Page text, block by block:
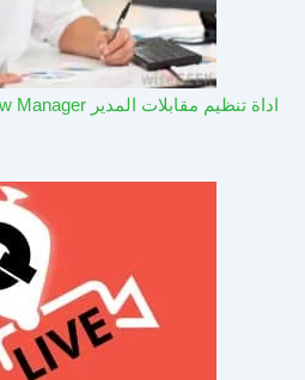
اداة تنظيم مقابلات المدير Interview Manager